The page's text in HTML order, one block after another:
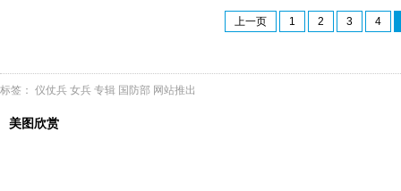
上一页 1 2 3 4
标签： 仪仗兵 女兵 专辑 国防部 网站推出
美图欣赏